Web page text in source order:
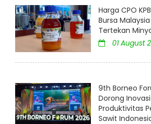
Harga CPO
Bursa
Tertekan
01 August
9th Borneo
Dorong
Produktivitas
Sawit